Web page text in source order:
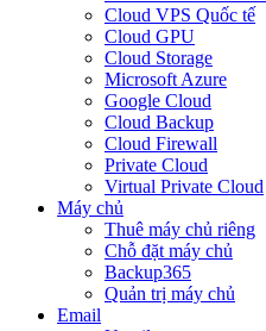
Cloud VPS Quốc tế
Cloud GPU
Cloud Storage
Microsoft Azure
Google Cloud
Cloud Backup
Cloud Firewall
Private Cloud
Virtual Private Cloud
Máy chủ
Thuê máy chủ riêng
Chỗ đặt máy chủ
Backup365
Quản trị máy chủ
Email